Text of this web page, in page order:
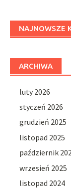
NAJNOWSZE
ARCHIWA
luty 2026
styczeń 2026
grudzień 2025
listopad 2025
październik
wrzesień 2025
listopad 2024